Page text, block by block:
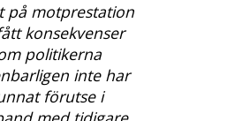
på motprestation
konsekvenser
politikerna
inte har
förutse i